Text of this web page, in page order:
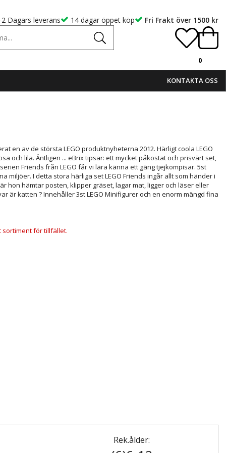
2 Dagars leverans 14 dagar öppet köp Fri Frakt över 1500 kr
0
KONTAKTA OSS
en av de största LEGO produktnyheterna 2012. Härligt coola LEGO
och lila. Äntligen ... eBrix tipsar: ett mycket påkostat och prisvärt set,
Friends från LEGO får vi lära känna ett gäng tjejkompisar. 5st
miljöer. I detta stora härliga set LEGO Friends ingår allt som händer i
hon hämtar posten, klipper gräset, lagar mat, ligger och läser eller
är katten ? Innehåller 3st LEGO Minifigurer och en enorm mängd fina
sortiment för tillfället.
Rek.ålder: